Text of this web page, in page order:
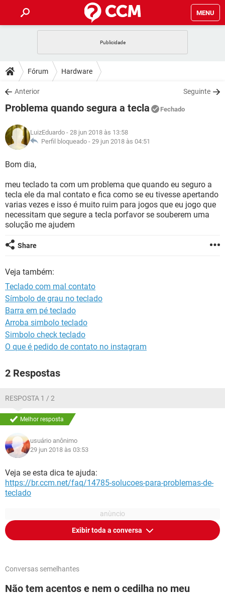
MENU
CELULAR
OUTLOOK
INSTAGRAM GMAIL
GUIA DE COMPRAS
DICAS
JOGOS
INSTAGRAM GMAIL
GUIA DE COMPRAS
DOWNLOADS
JOGOS WHATSAPP
CELULAR
OUTLOOK EXCEL
INSTAGRAM
JOGOS WHATSAPP
CELULAR
OUTLOOK
INSTAGRAM GMAIL
GUIA DE COMPRAS
GLOSSÁRIO
JOGOS
OUTLOOK EXCEL
INSTAGRAM GMAIL
GUIA DE COMPRAS
Fórum Hardware
Anterior Seguinte
Problema quando segura a tecla Fechado
LuizEduardo - 28 jun 2018 às 13:58
Perfil bloqueado - 29 jun 2018 às 04:51
Bom dia,
meu teclado ta com um problema que quando eu seguro a
tecla ele da mal contato e fica como se eu tivesse apertando
varias vezes e isso é muito ruim para jogos que eu jogo que
necessitam que segure a tecla porfavor se souberem uma
solução me ajudem
Share
Veja também:
Teclado com mal contato
Símbolo de grau no teclado
Barra em pé teclado
Arroba simbolo teclado
Simbolo check teclado
O que é pedido de contato no instagram
2 Respostas
RESPOSTA 1 / 2
Melhor resposta
usuário anônimo
29 jun 2018 às 03:53
Veja se esta dica te ajuda:
https://br.ccm.net/faq/14785-solucoes-para-problemas-de-
teclado
Exibir toda a conversa
Conversas semelhantes
Não tem acentos e nem o cedilha no meu